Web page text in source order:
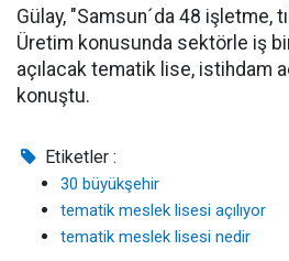
Gülay, "Samsun´da 48 işletme,
Üretim konusunda sektörle iş
açılacak tematik lise, istihdam
konuştu.
Etiketler :
30 büyükşehir
tematik meslek lisesi açılıyor
tematik meslek lisesi nedir